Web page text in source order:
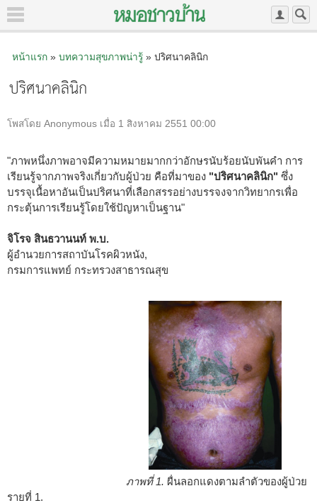
หน้าแรก» บทความสุขภาพน่ารู้» ปริศนาคลินิก
ปริศนาคลินิก
โพสโดย Anonymous เมื่อ 1 สิงหาคม 2551 00:00
"ภาพหนึ่งภาพอาจมีความหมายมากกว่าอักษรนับร้อยนับพันคำ การ
เรียนรู้จากภาพจริงเกี่ยวกับผู้ป่วย คือที่มาของ "ปริศนาคลินิก" ซึ่ง
บรรจุเนื้อหาอันเป็นปริศนาที่เลือกสรรอย่างบรรจงจากวิทยากรเพื่อ
กระตุ้นการเรียนรู้โดยใช้ปัญหาเป็นฐาน"
จิโรจ สินธวานนท์ พ.บ.
ผู้อำนวยการสถาบันโรคผิวหนัง,
กรมการแพทย์ กระทรวงสาธารณสุข
ภาพที่ 1. ผื่นลอกแดงตามลำตัวของผู้ป่วย
รายที่ 1.